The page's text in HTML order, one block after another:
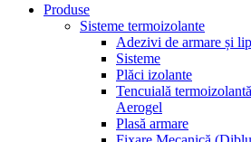
Produse
Sisteme termoizolante
Adezivi de armare și
Sisteme
Plăci izolante
Tencuială
Aerogel
Plasă armare